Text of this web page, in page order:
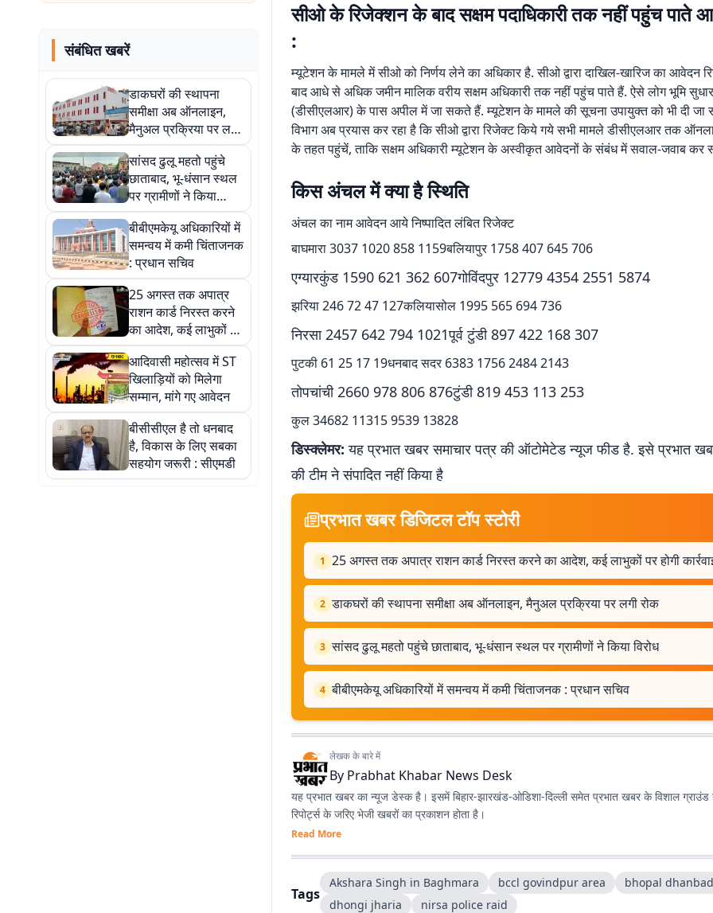
संबंधित खबरें
डाकघरों की स्थापना
समीक्षा अब ऑनलाइन,
मैनुअल प्रक्रिया पर लगी
रोक
सांसद ढुलू महतो पहुंचे
छाताबाद, भू-धंसान स्थल
पर ग्रामीणों ने किया
विरोध
बीबीएमकेयू अधिकारियों में
समन्वय में कमी चिंताजनक
: प्रधान सचिव
25 अगस्त तक अपात्र
राशन कार्ड निरस्त करने
का आदेश, कई लाभुकों पर
होगी कार्रवाई
आदिवासी महोत्सव में ST
खिलाड़ियों को मिलेगा
सम्मान, मांगे गए आवेदन
बीसीसीएल है तो धनबाद
है, विकास के लिए सबका
सहयोग जरूरी : सीएमडी
सीओ के रिजेक्शन के बाद सक्षम पदाधिकारी तक नहीं पहुंच पाते
:
म्यूटेशन के मामले में सीओ को निर्णय लेने का अधिकार है. सीओ द्वारा दाखिल-खारिज का आवेदन
बाद आधे से अधिक जमीन मालिक वरीय सक्षम अधिकारी तक नहीं पहुंच पाते हैं. ऐसे लोग भूमि
(डीसीएलआर) के पास अपील में जा सकते हैं. म्यूटेशन के मामले की सूचना उपायुक्त को भी दी जा
विभाग अब प्रयास कर रहा है कि सीओ द्वारा रिजेक्ट किये गये सभी मामले डीसीएलआर तक
के तहत पहुंचें, ताकि सक्षम अधिकारी म्यूटेशन के अस्वीकृत आवेदनों के संबंध में सवाल-जवाब कर
किस अंचल में क्या है स्थिति
अंचल का नाम आवेदन आये निष्पादित लंबित रिजेक्ट
बाघमारा 3037 1020 858 1159बलियापुर 1758 407 645 706
एग्यारकुंड 1590 621 362 607गोविंदपुर 12779 4354 2551 5874
झरिया 246 72 47 127कलियासोल 1995 565 694 736
निरसा 2457 642 794 1021पूर्व टुंडी 897 422 168 307
पुटकी 61 25 17 19धनबाद सदर 6383 1756 2484 2143
तोपचांची 2660 978 806 876टुंडी 819 453 113 253
कुल 34682 11315 9539 13828
डिस्क्लेमर: यह प्रभात खबर समाचार पत्र की ऑटोमेटेड न्यूज फीड है. इसे प्रभात
की टीम ने संपादित नहीं किया है
प्रभात खबर डिजिटल टॉप स्टोरी
1 25 अगस्त तक अपात्र राशन कार्ड निरस्त करने का आदेश, कई लाभुकों पर होगी
2 डाकघरों की स्थापना समीक्षा अब ऑनलाइन, मैनुअल प्रक्रिया पर लगी रोक
3 सांसद ढुलू महतो पहुंचे छाताबाद, भू-धंसान स्थल पर ग्रामीणों ने किया विरोध
4 बीबीएमकेयू अधिकारियों में समन्वय में कमी चिंताजनक : प्रधान सचिव
लेखक के बारे में
By Prabhat Khabar News Desk
यह प्रभात खबर का न्यूज डेस्क है। इसमें बिहार-झारखंड-ओडिशा-दिल्‍ली समेत प्रभात खबर के विशाल
रिपोर्ट्स के जरिए भेजी खबरों का प्रकाशन होता है।
Read More
Tags
Akshara Singh in Baghmara bccl govindpur area
bhopal
dhongi jharia
nirsa police raid